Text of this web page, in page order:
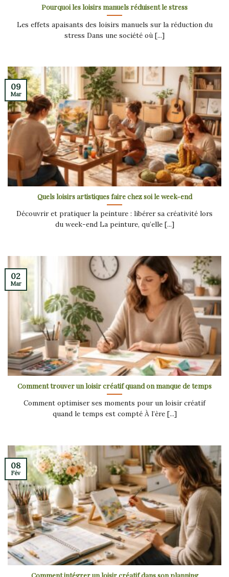
Pourquoi les loisirs manuels réduisent le stress
Les effets apaisants des loisirs manuels sur la réduction du
stress Dans une société où [...]
Quels loisirs artistiques faire chez soi le week-end
Découvrir et pratiquer la peinture : libérer sa créativité lors
du week-end La peinture, qu’elle [...]
09
Mar
Comment trouver un loisir créatif quand on manque de temps
Comment optimiser ses moments pour un loisir créatif
quand le temps est compté À l’ère [...]
02
Mar
Comment intégrer un loisir créatif dans son planning
08
Fév